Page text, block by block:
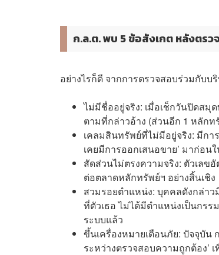
ก.ล.ต. พบ 5 ข้อสังเกต หลังตร
อย่างไรก็ดี จากการตรวจสอบร่วมกับ
ไม่มีชื่ออยู่จริง: เมื่อเช็กวันปิดสมุ
ตามที่กล่าวอ้าง (ส่วนอีก 1 หลักท
เคลมสินทรัพย์ที่ไม่มีอยู่จริง: มีกา
เคยมีการออกเสนอขาย’ มาก่อ
สัดส่วนไม่ตรงความจริง: ตัวเลข
ต่อตลาดหลักทรัพย์ฯ อย่างสิ้นเชิง
สวมรอยตำแหน่ง: บุคคลดังกล่าว
ที่ตัวเธอ ไม่ได้มีตำแหน่งเป็นกร
ระบบแล้ว
ขึ้นเครื่องหมายเตือนภัย: ปัจจุบัน
ระหว่างตรวจสอบความถูกต้อง’